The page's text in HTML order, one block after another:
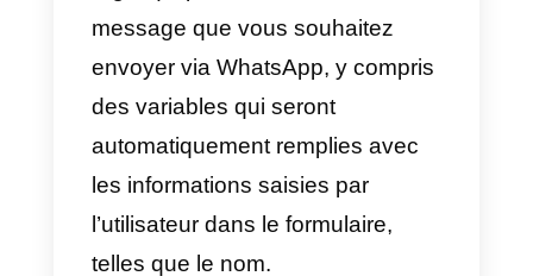
dans le formulaire.
2) Envoyez automatiquement
un message WhatsApp aux
utilisateurs qui remplissent un
formulaire Cognito Forms